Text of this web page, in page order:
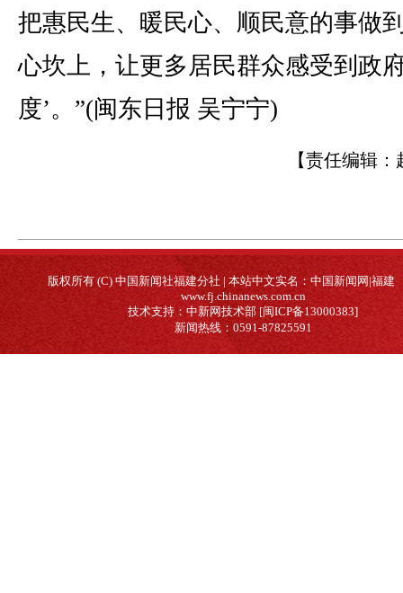
把惠民生、暖民心、顺民意的事做
心坎上，让更多居民群众感受到政
度’。”(闽东日报 吴宁宁)
【责任编辑：
版权所有 (C) 中国新闻社福建分社 | 本站中文实名：中国新闻网|福建
www.fj.chinanews.com.cn
技术支持：中新网技术部 [闽ICP备13000383]
新闻热线：0591-87825591